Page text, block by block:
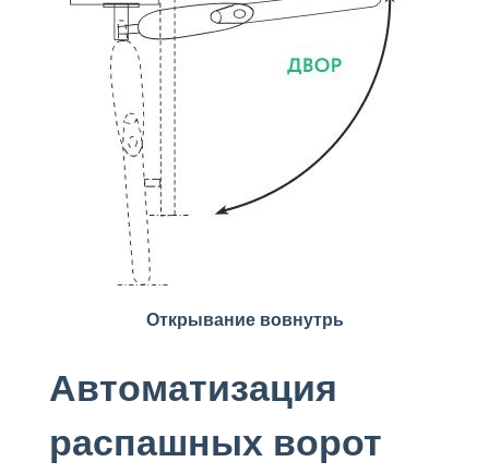
Открывание вовнутрь
Автоматизация
распашных ворот